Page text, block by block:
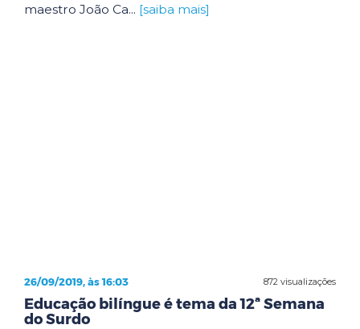
maestro João Ca... [saiba mais]
872 visualizações
26/09/2019, às 16:03
Educação bilíngue é tema da 12ª Semana
do Surdo